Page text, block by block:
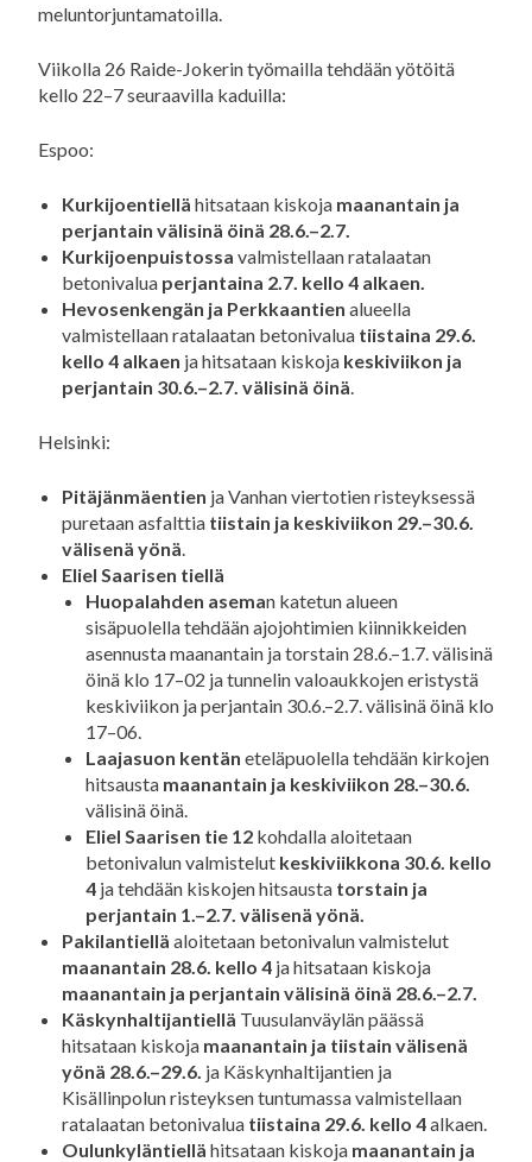
meluntorjuntamatoilla.
Viikolla 26 Raide-Jokerin työmailla tehdään yötöitä
kello 22–7 seuraavilla kaduilla:
Espoo:
Kurkijoentiellä hitsataan kiskoja maanantain ja
perjantain välisinä öinä 28.6.–2.7.
Kurkijoenpuistossa valmistellaan ratalaatan
betonivalua perjantaina 2.7. kello 4 alkaen.
Hevosenkengän ja Perkkaantien alueella
valmistellaan ratalaatan betonivalua tiistaina 29.6.
kello 4 alkaen ja hitsataan kiskoja keskiviikon ja
perjantain 30.6.–2.7. välisinä öinä
Helsinki:
Pitäjänmäentien ja Vanhan viertotien risteyksessä
puretaan asfalttia tiistain ja keskiviikon 29.–30.6.
välisenä yönä
Eliel Saarisen tiellä
Huopalahden aseman katetun alueen
sisäpuolella tehdään ajojohtimien kiinnikkeiden
asennusta maanantain ja torstain 28.6.–1.7. välisinä
öinä klo 17–02 ja tunnelin valoaukkojen eristystä
keskiviikon ja perjantain 30.6.–2.7. välisinä öinä klo
17–06.
Laajasuon kentän eteläpuolella tehdään kirkojen
hitsausta maanantain ja keskiviikon 28.–30.6.
välisinä öinä.
Eliel Saarisen tie 12 kohdalla aloitetaan
betonivalun valmistelut keskiviikkona 30.6. kello
4 ja tehdään kiskojen hitsausta torstain ja
perjantain 1.–2.7. välisenä yönä.
Pakilantiellä aloitetaan betonivalun valmistelut
maanantain 28.6. kello 4 ja hitsataan kiskoja
maanantain ja perjantain välisinä öinä 28.6.–2.7.
Käskynhaltijantiellä Tuusulanväylän päässä
hitsataan kiskoja maanantain ja tiistain välisenä
yönä 28.6.–29.6. ja Käskynhaltijantien ja
Kisällinpolun risteyksen tuntumassa valmistellaan
ratalaatan betonivalua tiistaina 29.6. kello 4alkaen.
Oulunkyläntiellä hitsataan kiskoja maanantain ja